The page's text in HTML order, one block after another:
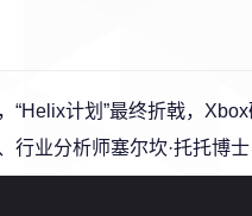
“Helix计划”最终折戟，
行业分析师塞尔坎·托托博士